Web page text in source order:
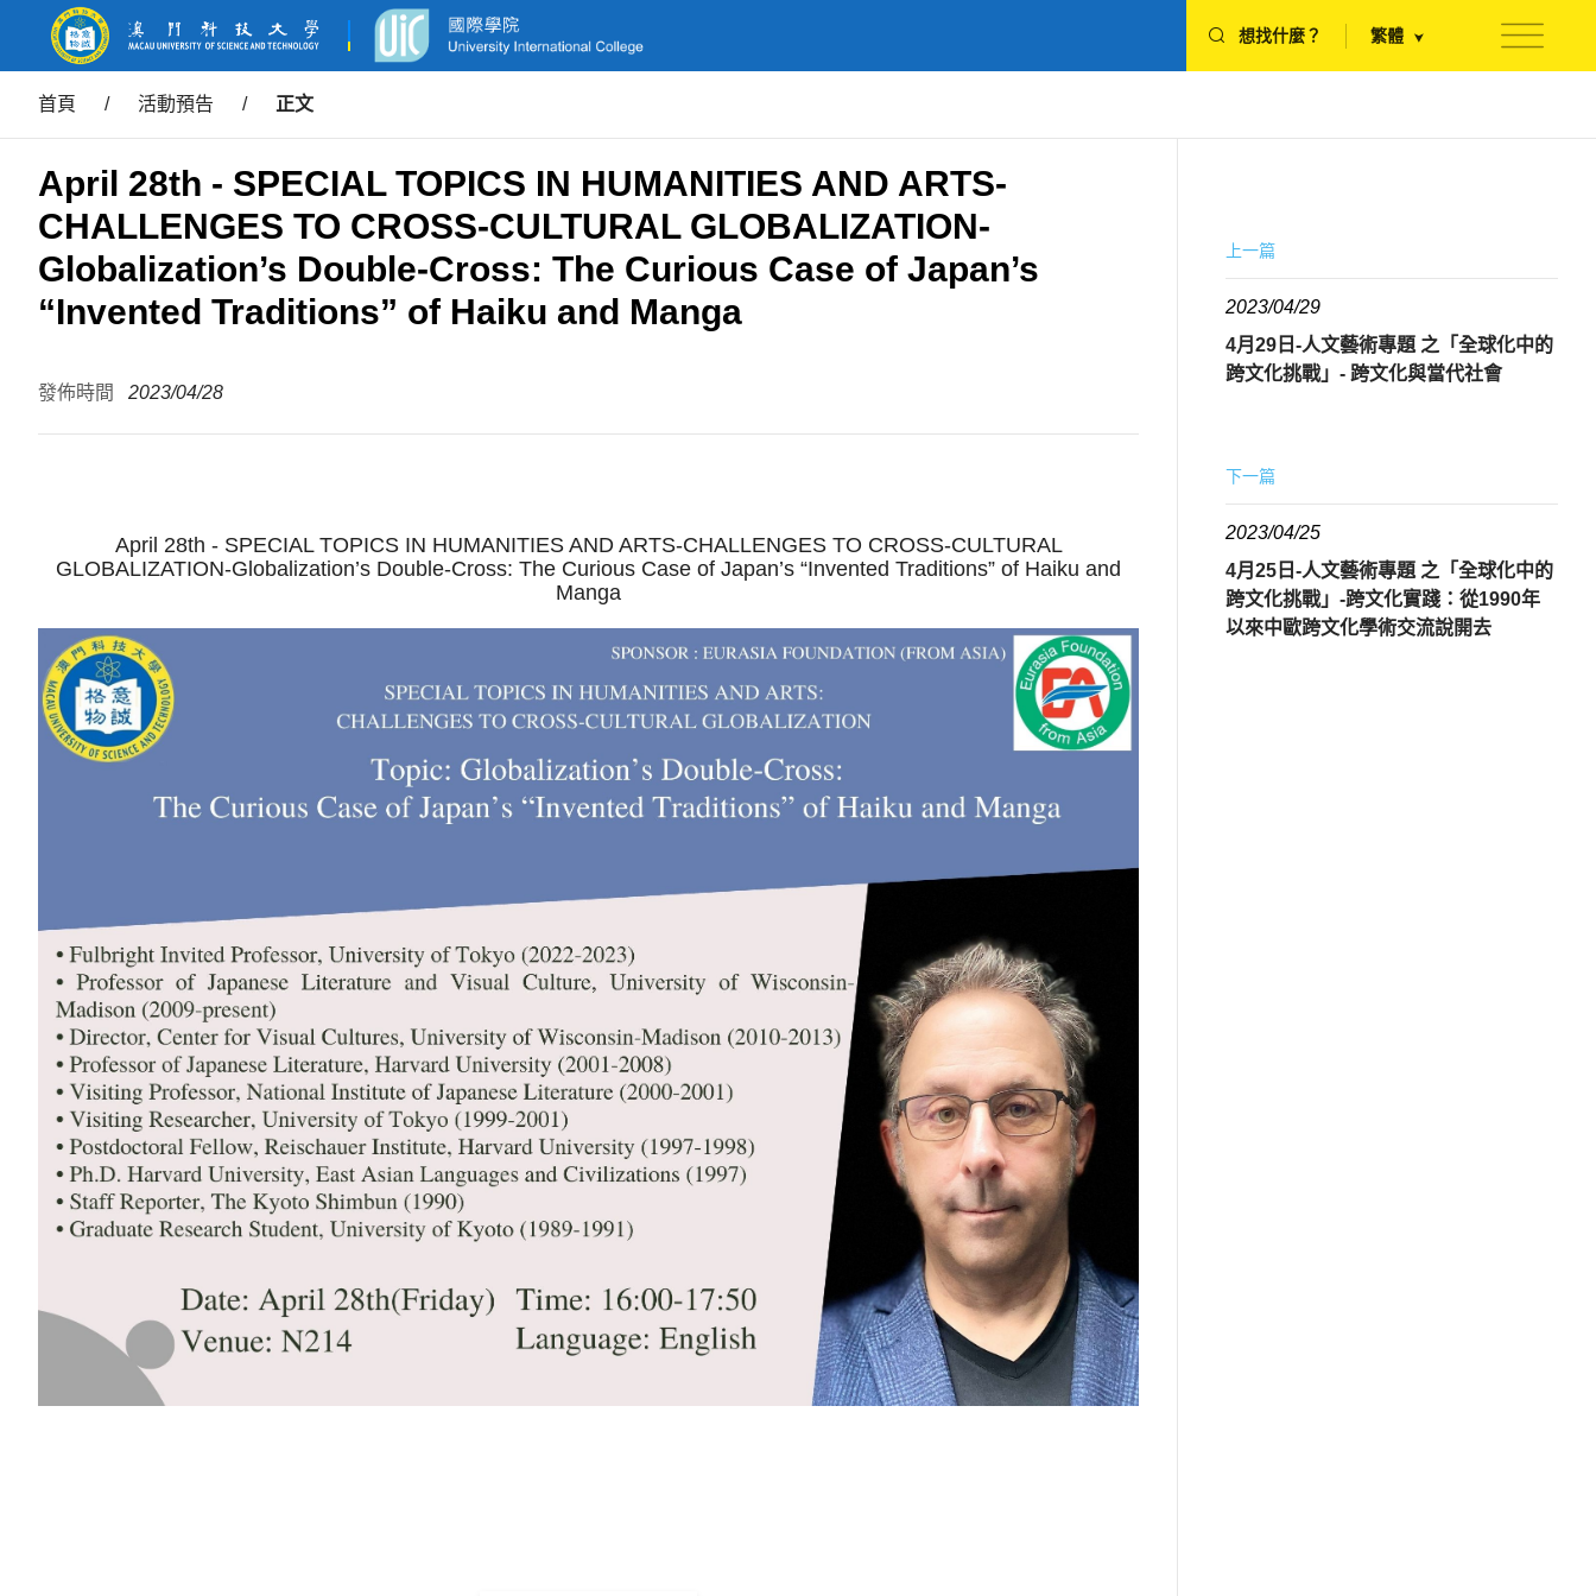
想找什麼？ 繁體
首頁 / 活動預告 / 正文
April 28th - SPECIAL TOPICS IN HUMANITIES AND ARTS-
CHALLENGES TO CROSS-CULTURAL GLOBALIZATION-
Globalization’s Double-Cross: The Curious Case of Japan’s
“Invented Traditions” of Haiku and Manga
發佈時間 2023/04/28
April 28th - SPECIAL TOPICS IN HUMANITIES AND ARTS-CHALLENGES TO CROSS-CULTURAL
GLOBALIZATION-Globalization’s Double-Cross: The Curious Case of Japan’s “Invented Traditions” of Haiku and
Manga
上一篇
2023/04/29
4月29日-人文藝術專題 之「全球化中的
跨文化挑戰」- 跨文化與當代社會
下一篇
2023/04/25
4月25日-人文藝術專題 之「全球化中的
跨文化挑戰」-跨文化實踐：從1990年
以來中歐跨文化學術交流說開去